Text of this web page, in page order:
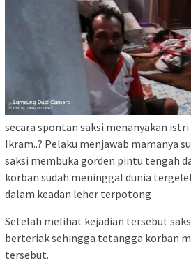
secara spontan saksi menanyakan
Ikram..? Pelaku menjawab mamanya
saksi membuka gorden pintu tengah
korban sudah meninggal dunia
dalam keadan leher terpotong
Setelah melihat kejadian tersebut
berteriak sehingga tetangga korban
tersebut.